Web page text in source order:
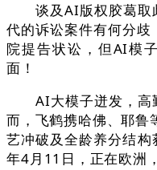
谈及AI版权胶葛取
代的诉讼案件有何分
院提告状讼，但AI模
面！
AI大模子迸发，高
而，飞鹤携哈佛、耶鲁
艺冲破及全龄养分结
年4月11日，正在欧洲